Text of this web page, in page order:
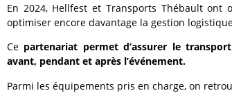
En 2024, Hellfest et Transports Thébaultont
optimiser encore davantage la gestion
Ce partenariat permet d’assurer le
avant, pendant et après l’événement.
Parmi les équipements pris en charge, on